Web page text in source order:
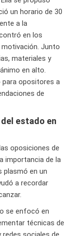
un horario de 30
a la
en los
Junto
materiales y
en alto.
opositores a
de
estado en
oposiciones de
importancia de la
plasmó en un
a recordar
se enfocó en
técnicas de